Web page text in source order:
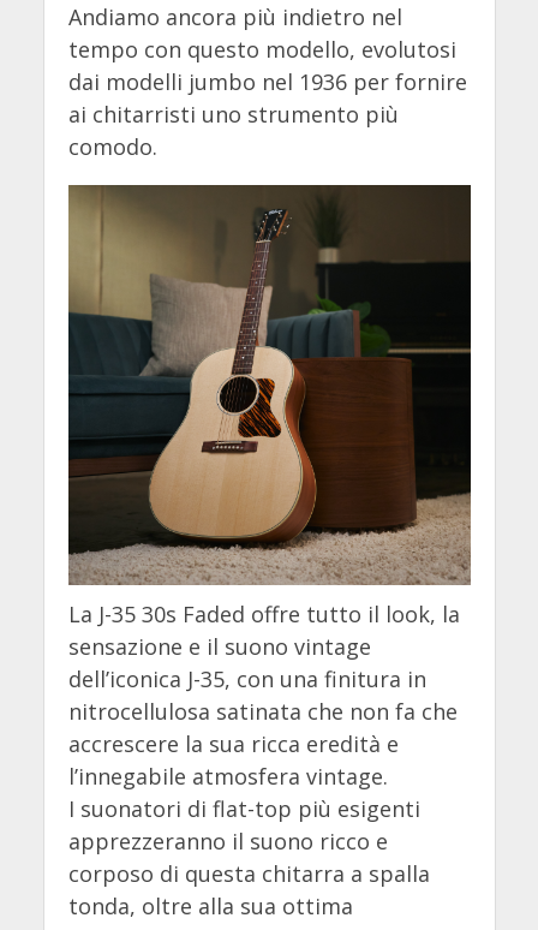
Andiamo ancora più indietro nel
tempo con questo modello, evolutosi
dai modelli jumbo nel 1936 per fornire
ai chitarristi uno strumento più
comodo.
La J-35 30s Faded offre tutto il look, la
sensazione e il suono vintage
dell’iconica J-35, con una finitura in
nitrocellulosa satinata che non fa che
accrescere la sua ricca eredità e
l’innegabile atmosfera vintage.
I suonatori di flat-top più esigenti
apprezzeranno il suono ricco e
corposo di questa chitarra a spalla
tonda, oltre alla sua ottima